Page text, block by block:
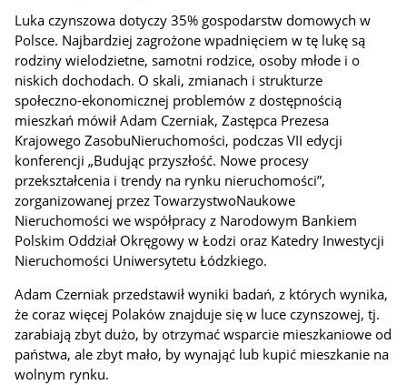
Luka czynszowa dotyczy 35% gospodarstw domowych w
Polsce. Najbardziej zagrożone wpadnięciem w tę lukę są
rodziny wielodzietne, samotni rodzice, osoby młode i o
niskich dochodach. Oskali, zmianach i strukturze
społeczno-ekonomicznej problemów z dostępnością
mieszkań mówił Adam Czerniak, Zastępca Prezesa
Krajowego ZasobuNieruchomości, podczas VII edycji
konferencji „Budując przyszłość. Nowe procesy
przekształcenia i trendy na rynku nieruchomości”,
zorganizowanej przez TowarzystwoNaukowe
Nieruchomości we współpracy z Narodowym Bankiem
Polskim Oddział Okręgowy w Łodzi oraz Katedry Inwestycji
Nieruchomości Uniwersytetu Łódzkiego.
Adam Czerniak przedstawił wyniki badań, z których wynika,
że coraz więcej Polaków znajduje się w luce czynszowej, tj.
zarabiają zbyt dużo, by otrzymać wsparcie mieszkaniowe od
państwa, ale zbyt mało, by wynająć lub kupić mieszkanie na
wolnym rynku.